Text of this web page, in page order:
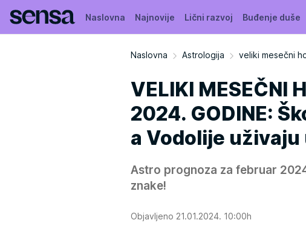
Naslovna Najnovije Lični razvoj Buđenje duše
Naslovna Astrologija veliki mesečni
VELIKI MESEČNI
2024. GODINE:
a Vodolije uživaju
Astro prognoza za februar
znake!
Objavljeno 21.01.2024. 10:00h